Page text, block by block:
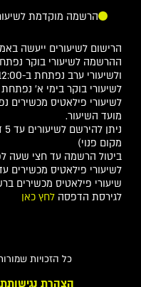
הרשמה מוקדמת
הרישום לשיעורים ייעשה
מועד השיעור.
מקום פנוי)
ביטול הרשמה עד חצי שעה
לשיעורי פילאטיס מכשירים
שיעורי פילאטיס מכשירים
לגירסת הדפסה לחץ כאן
כל הזכויות
הצהרת נגישות